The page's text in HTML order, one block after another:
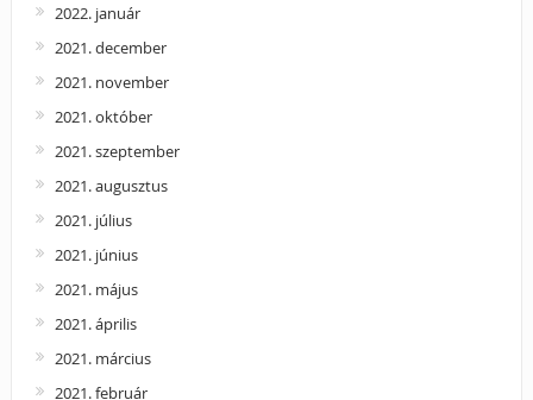
2022. január
2021. december
2021. november
2021. október
2021. szeptember
2021. augusztus
2021. július
2021. június
2021. május
2021. április
2021. március
2021. február